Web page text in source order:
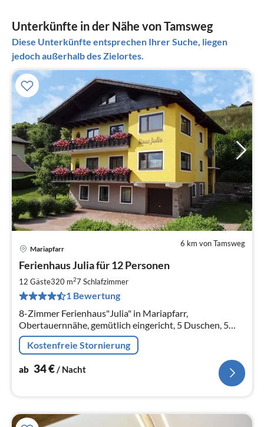
Unterkünfte in der Nähe von Tamsweg
Diese Unterkünfte entsprechen Ihrer Suche, liegen
jedoch außerhalb des Zielortes.
6 km von Tamsweg
Mariapfarr
Ferienhaus Julia für 12 Personen
12 Gäste320 m27 Schlafzimmer
1 Bewertung
8-Zimmer Ferienhaus"Julia" in Mariapfarr,
Obertauernnähe, gemütlich eingericht, 5 Duschen, 5
WC, Spielkinderzimmer, Sauna, Gratis W-LAN,
Parkplatz, Grill, Garten. eingezäunt
Kostenfreie Stornierung
ab 34€/ Nacht